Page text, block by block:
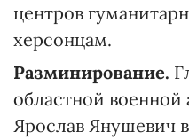
центров
херсонцам.
Разминирование.
областной
Ярослав Янушевич